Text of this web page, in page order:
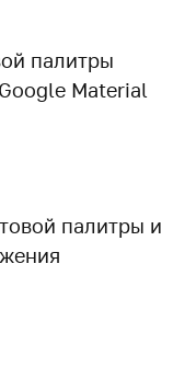
палитры
Material
палитры и